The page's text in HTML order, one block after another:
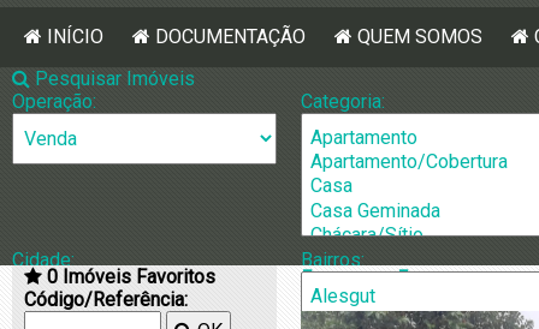
INÍCIO DOCUMENTAÇÃO QUEM SOMOS
Pesquisar Imóveis
Operação:
Categoria:
Cidade: Bairros:
0 Imóveis Favoritos
Código/Referência:
[1483] Casa